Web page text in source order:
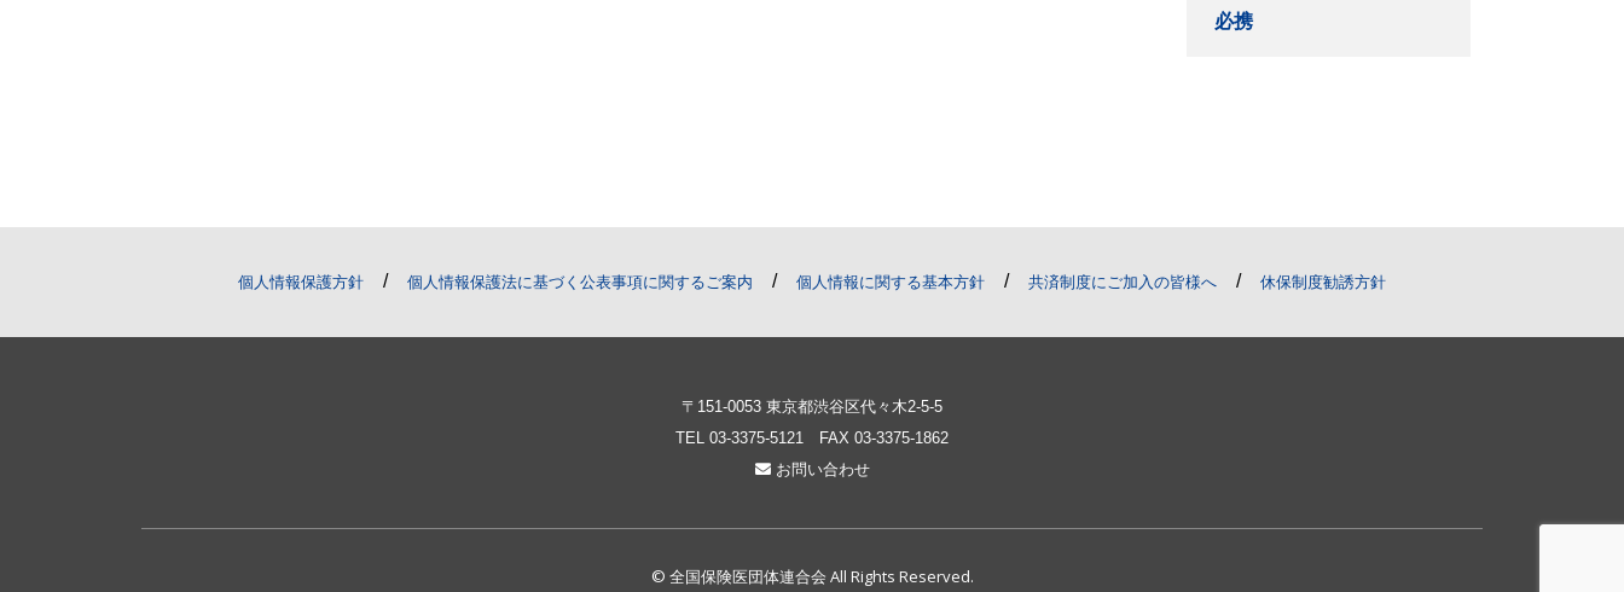
必携
個人情報保護方針 / 個人情報保護法に基づく公表事項に関するご案内 / 個人情報に関する基本方針 / 共済制度にご加入の皆様へ / 休保制度勧誘方針
〒151-0053 東京都渋谷区代々木2-5-5
TEL 03-3375-5121 FAX 03-3375-1862
お問い合わせ
© 全国保険医団体連合会 All Rights Reserved.